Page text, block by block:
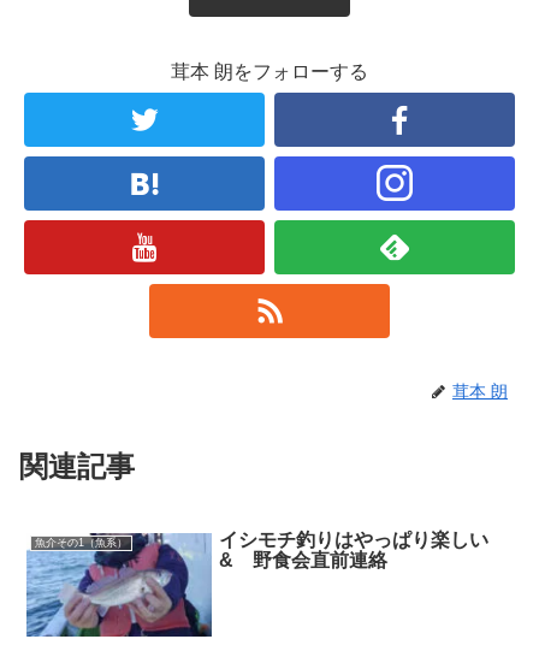
茸本 朗をフォローする
茸本 朗
関連記事
魚介その1（魚系）
イシモチ釣りはやっぱり楽しい
& 野食会直前連絡